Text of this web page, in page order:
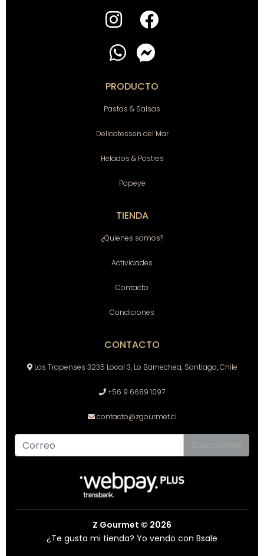
PRODUCTO
Pastas & Salsas
Delicatessen del Mar
Helados & Postres
Popeye
TIENDA
¿Quienes somos?
Actividades
Contacto
Condiciones
CONTACTO
Los Trapenses 3235 Local 3, Lo Barnechea, Santiago, Chile
+56 9 6689 1097
contacto@zgourmet.cl
Z Gourmet © 2026
¿Te gusta mi tienda? Yo vendo con Bsale